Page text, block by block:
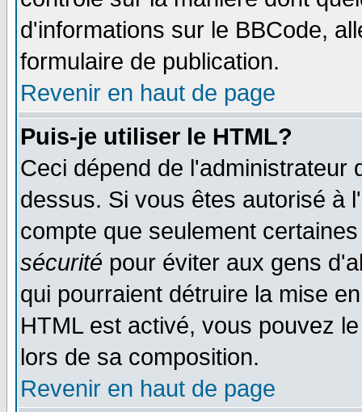
d'informations sur le BBCode,
formulaire de publication.
Revenir en haut de page
Puis-je utiliser le HTML?
Ceci dépend de l'administrateur
dessus. Si vous êtes autorisé à
compte que seulement
sécurité pour éviter aux gens
qui pourraient détruire la mise
HTML est activé, vous pouvez
lors de sa composition.
Revenir en haut de page